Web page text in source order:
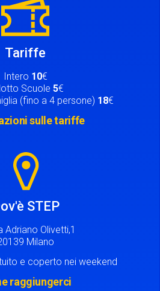
Tariffe
Intero 10€
Scuole 5€
(fino a 4 persone) 18€
sulle tariffe
STEP
Adriano Olivetti,1
Milano
e coperto nei weekend
raggiungerci